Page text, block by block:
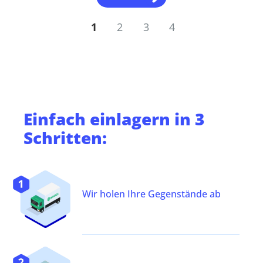
1 2 3 4
Einfach einlagern in 3
Schritten:
Wir holen Ihre Gegenstände ab